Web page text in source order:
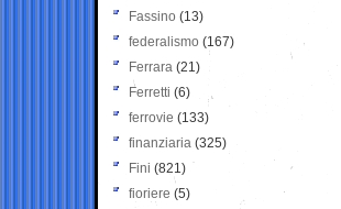
Fassino (13)
federalismo (167)
Ferrara (21)
Ferretti (6)
ferrovie (133)
finanziaria (325)
Fini (821)
fioriere (5)